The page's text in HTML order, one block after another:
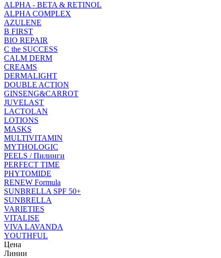
ALPHA - BETA & RETINOL
ALPHA COMPLEX
AZULENE
B FIRST
BIO REPAIR
C the SUCCESS
CALM DERM
CREAMS
DERMALIGHT
DOUBLE ACTION
GINSENG&CARROT
JUVELAST
LACTOLAN
LOTIONS
MASKS
MULTIVITAMIN
MYTHOLOGIC
PEELS / Пилинги
PERFECT TIME
PHYTOMIDE
RENEW Formula
SUNBRELLA SPF 50+
SUNBRELLA
VARIETIES
VITALISE
VIVA LAVANDA
YOUTHFUL
Цена
Линии